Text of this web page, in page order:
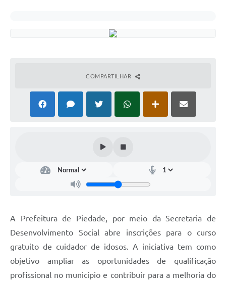
COMPARTILHAR
A Prefeitura de Piedade, por meio da Secretaria de
Desenvolvimento Social abre inscrições para o curso
gratuito de cuidador de idosos. A iniciativa tem como
objetivo ampliar as oportunidades de qualificação
profissional no município e contribuir para a melhoria do